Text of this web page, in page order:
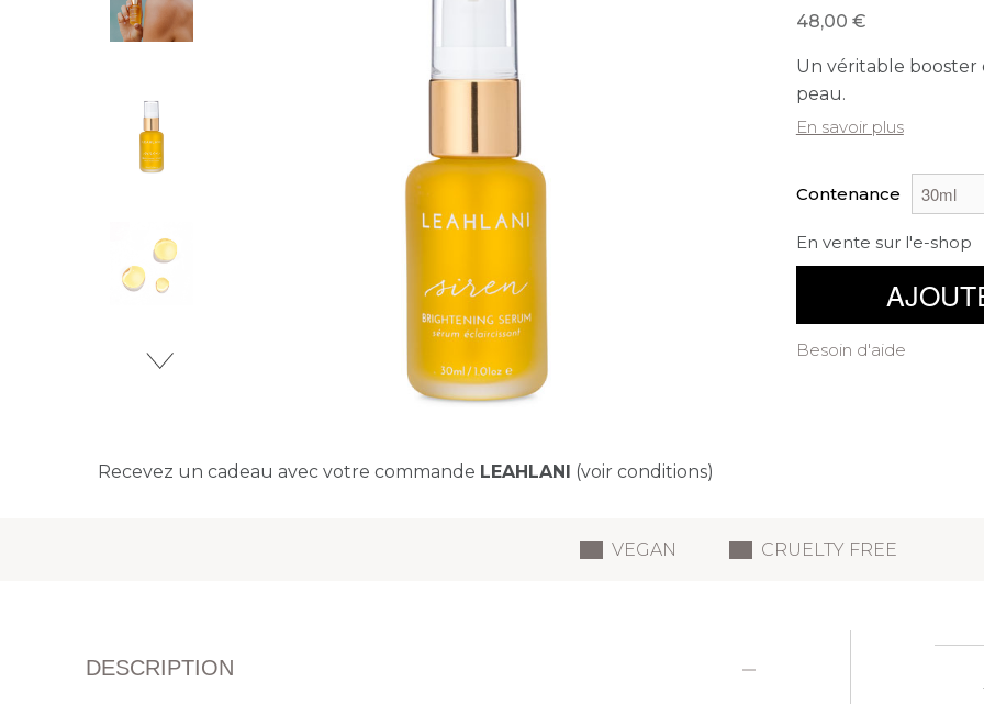
Recevez un cadeau avec votre commande LEAHLANI (voir conditions)
48,00
Un véritable booster
peau.
En savoir plus
Contenance
En vente sur l'e-shop
Besoin d'aide
VEGAN CRUELTY FREE
DESCRIPTION